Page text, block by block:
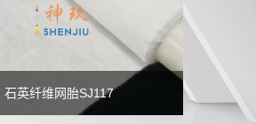
石英纤维网胎SJ117